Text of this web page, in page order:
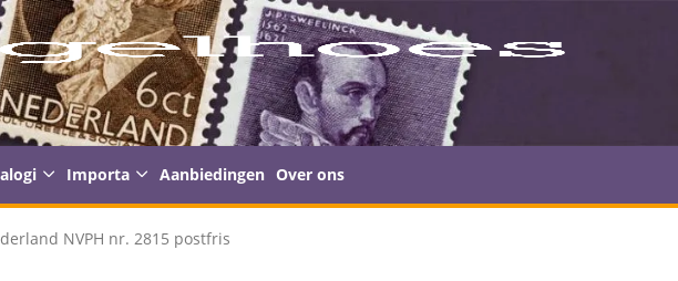
Importa Aanbiedingen Over ons
NVPH nr. 2815 postfris